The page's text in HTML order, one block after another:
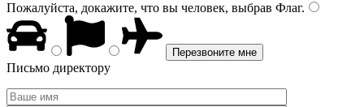
Пожалуйста, докажите, что вы человек, выбрав Флаг.
Письмо директору